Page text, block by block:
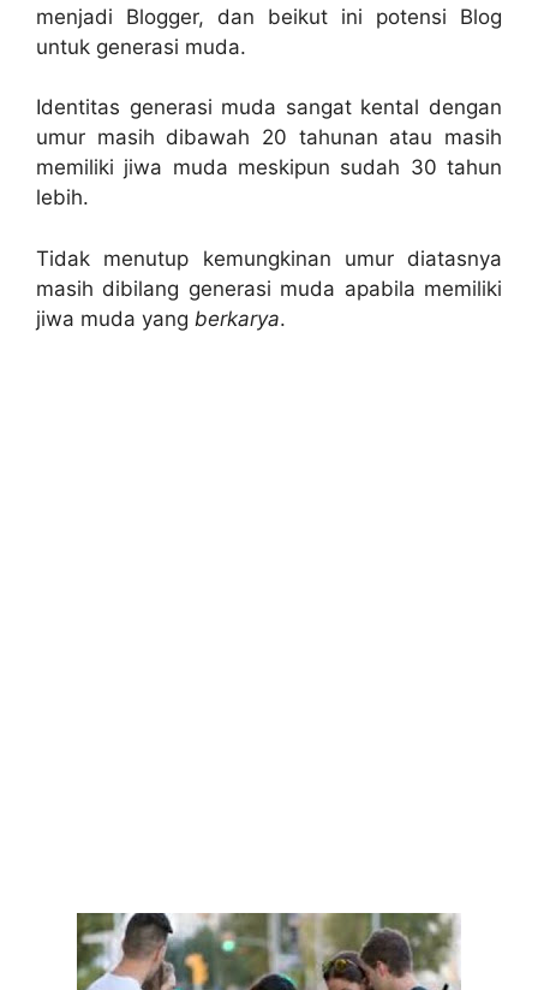
menjadi Blogger, dan beikut ini potensi Blog
untuk generasi muda.
Identitas generasi muda sangat kental dengan
umur masih dibawah 20 tahunan atau masih
memiliki jiwa muda meskipun sudah 30 tahun
lebih.
Tidak menutup kemungkinan umur diatasnya
masih dibilang generasi muda apabila memiliki
jiwa muda yang berkarya.